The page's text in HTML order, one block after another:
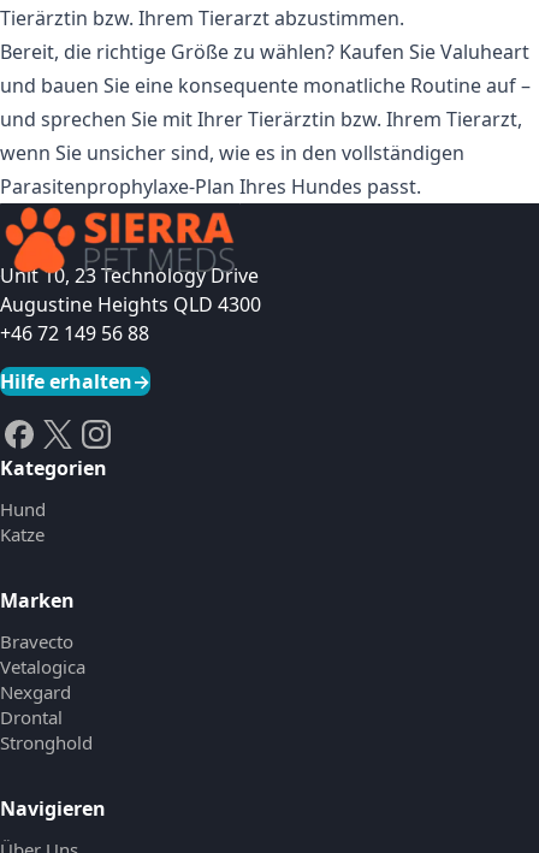
Tierärztin bzw. Ihrem Tierarzt abzustimmen.
Bereit, die richtige Größe zu wählen? Kaufen SieValuheart
und bauen Sie eine konsequente monatliche Routine auf –
und sprechen Sie mit Ihrer Tierärztin bzw. Ihrem Tierarzt,
wenn Sie unsicher sind, wie es in den vollständigen
Parasitenprophylaxe-Plan Ihres Hundes passt.
Unit 10, 23 Technology Drive
Augustine Heights QLD 4300
+46 72 149 56 88
Hilfe erhalten→
Kategorien
Hund
Katze
Marken
Bravecto
Vetalogica
Nexgard
Drontal
Stronghold
Navigieren